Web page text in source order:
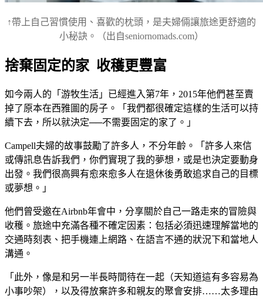
↑帶上自己習慣使用、喜歡的枕頭，是夫婦倆讓旅途更舒適的
小秘訣。
（出自seniornomads.com）
捨棄固定的家 收穫更豐富
如今兩人的「游牧生活」已經進入第7年，2015年他們甚至賣
掉了原本在西雅圖的房子。「我們都很確定這樣的生活可以持
續下去，所以就決定──不需要固定的家了。」
Campell夫婦的故事鼓勵了許多人，不分年齡。「許多人來信
或傳訊息告訴我們，你們實現了我的夢想，或是也決定要動身
出發。我們很高興有愈來愈多人在退休後勇敢追求自己的目標
或夢想。」
他們曾受邀在Airbnb年會中，分享關於自己一路走來的冒險與
收穫。旅途中充滿各種不確定因素：包括必須迅速理解當地的
交通時刻表、把手機連上網路、在語言不通的狀況下和當地人
溝通。
「此外，像是和另一半長時間待在一起（天知道這有多容易為
小事吵架），以及得放棄許多和親友的聚會安排……太多理由